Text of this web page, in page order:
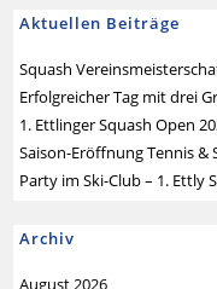
Aktuellen Beiträge
Squash
Erfolgreicher Tag mit drei
1. Ettlinger Squash Open
Saison-Eröffnung Tennis &
Party im Ski-Club – 1. Ettly
Archiv
August 2026